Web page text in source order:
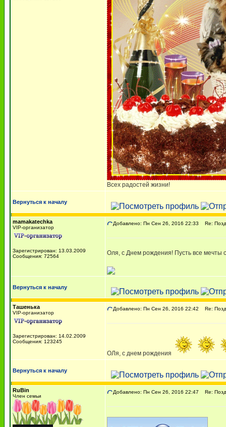
Всех радостей жизни!
Вернуться к началу
mamakatechka
VIP-организатор
Зарегистрирован: 13.03.2009
Сообщения: 72564
Добавлено: Пн Сен 26, 2016 22:33 Re:
Оля, с Днем рождения! Пусть все мечты
Вернуться к началу
Ташенька
VIP-организатор
Зарегистрирован: 14.02.2009
Сообщения: 123245
Добавлено: Пн Сен 26, 2016 22:42 Re:
ОЛя, с днем рождения
Вернуться к началу
RuBin
Член семьи
Добавлено: Пн Сен 26, 2016 22:47 Re: